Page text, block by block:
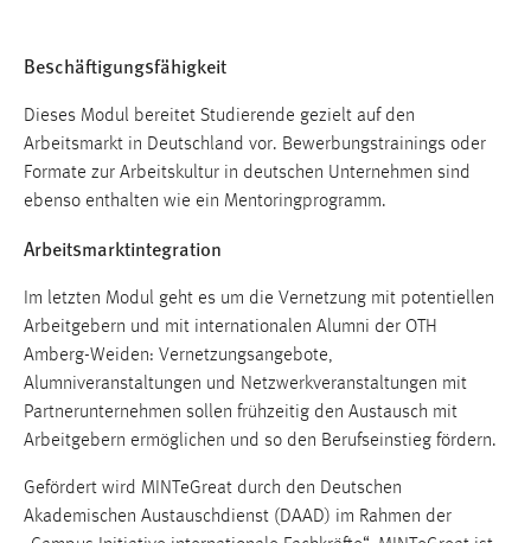
Beschäftigungsfähigkeit
Dieses Modul bereitet Studierende gezielt auf den
Arbeitsmarkt in Deutschland vor. Bewerbungstrainings oder
Formate zur Arbeitskultur in deutschen Unternehmen sind
ebenso enthalten wie ein Mentoringprogramm.
Arbeitsmarktintegration
Im letzten Modul geht es um die Vernetzung mit potentiellen
Arbeitgebern und mit internationalen Alumni der OTH
Amberg-Weiden: Vernetzungsangebote,
Alumniveranstaltungen und Netzwerkveranstaltungen mit
Partnerunternehmen sollen frühzeitig den Austausch mit
Arbeitgebern ermöglichen und so den Berufseinstieg fördern.
Gefördert wird MINTeGreat durch den Deutschen
Akademischen Austauschdienst (DAAD) im Rahmen der
Name:
MibewSessionID, MIBEW_UserID, mibew_locale, mibew-
Wird benötigt um die Chatfunktion nutzen zu können.
Cookie Laufzeit:
MibewSessionID, mibew-chat-frame-style-
5e9dbeb1811c0446 = Sitzungslaufzeit, mibew_locale = 3
Jahre, MIBEW_UserID = 1 Jahr
Login
Name:
fe_user, be_user, be_lastLoginProvider